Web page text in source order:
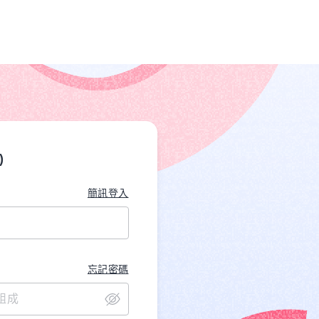
簡訊登入
忘記密碼